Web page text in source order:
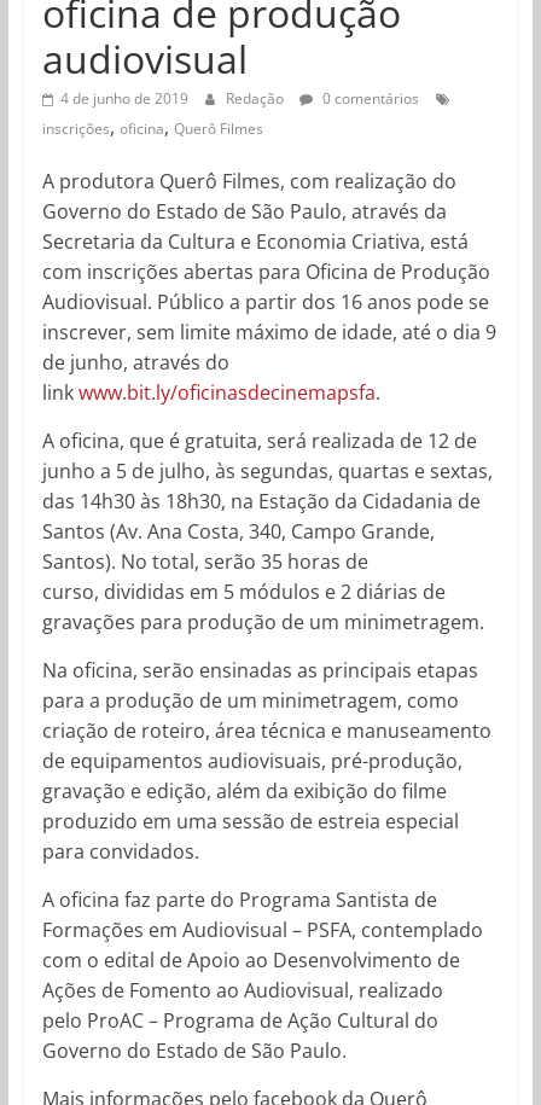
oficina de produção
audiovisual
4 de junho de 2019 Redação
0 comentários
inscrições, oficina, Querô Filmes
A produtora Querô Filmes, com realização do
Governo do Estado de São Paulo, através da
Secretaria da Cultura e Economia Criativa, está
com inscrições abertas para Oficina de Produção
Audiovisual. Público a partir dos 16 anos pode se
inscrever, sem limite máximo de idade, até o dia 9
de junho, através do
linkwww.bit.ly/oficinasdecinemapsfa.
A oficina, que é gratuita, será realizada de 12 de
junho a 5 de julho, às segundas, quartas e sextas,
das 14h30 às 18h30, na Estação da Cidadania de
Santos (Av. Ana Costa, 340, Campo Grande,
Santos). No total, serão 35 horas de
curso, divididas em 5 módulos e 2 diárias de
gravações para produção de um minimetragem.
Na oficina, serão ensinadas as principais etapas
para a produção de um minimetragem, como
criação de roteiro, área técnica e manuseamento
de equipamentos audiovisuais, pré-produção,
gravação e edição, além da exibição do filme
produzido em uma sessão de estreia especial
para convidados.
A oficina faz parte do Programa Santista de
Formações em Audiovisual – PSFA, contemplado
com o edital de Apoio ao Desenvolvimento de
Ações de Fomento ao Audiovisual, realizado
pelo ProAC – Programa de Ação Cultural do
Governo do Estado de São Paulo.
Mais informações pelo facebook da Querô